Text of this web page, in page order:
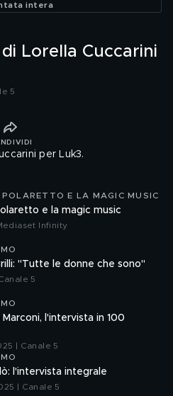
intera
Lorella Cuccarini
5
per Luk3.
POLARETTO E LA MAGIC MUSIC
e la magic music
Infinity
"Tutte le donne che sono"
5
Marconi, l'intervista in 100
| Canale 5
l'intervista integrale
| Canale 5